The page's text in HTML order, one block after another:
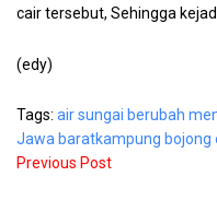
cair tersebut, Sehingga
(edy)
Tags: air sungai berubah
Jawa baratkampung bojong
Previous Post